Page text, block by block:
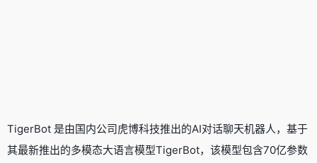
TigerBot 是由国内公司虎博科技推出的AI对话聊天机器人 ，基于
其最新推出的多模态大语言模型TigerBot，该模型包含70亿参数